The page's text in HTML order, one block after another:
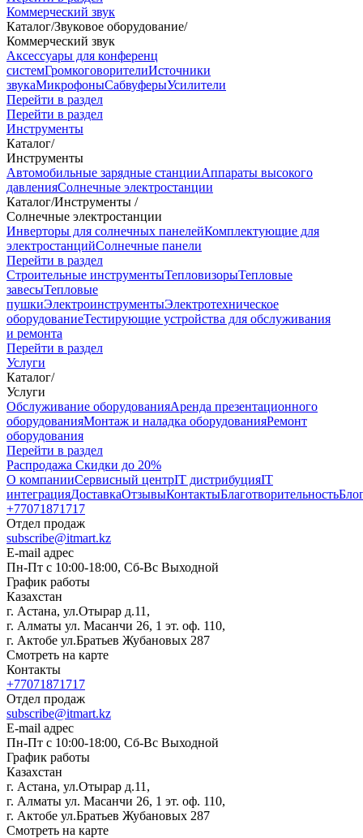
Коммерческий звук
Каталог/Звуковое оборудование/
Коммерческий звук
Аксессуары для конференц
системГромкоговорителиИсточники
звукаМикрофоныСабвуферыУсилители
Перейти в раздел
Перейти в раздел
Инструменты
Каталог/
Инструменты
Автомобильные зарядные станцииАппараты высокого
давленияСолнечные электростанции
Каталог/Инструменты /
Солнечные электростанции
Инверторы для солнечных панелейКомплектующие для
электростанцийСолнечные панели
Перейти в раздел
Строительные инструментыТепловизорыТепловые
завесыТепловые
пушкиЭлектроинструментыЭлектротехническое
оборудованиеТестирующие устройства для обслуживания
и ремонта
Перейти в раздел
Услуги
Каталог/
Услуги
Oбслуживание оборудованияАренда презентационного
оборудованияМонтаж и наладка оборудованияРемонт
оборудования
Перейти в раздел
Распродажа Скидки до 20%
О компанииСервисный центрIT дистрибуцияIT
интеграцияДоставкаОтзывыКонтактыБлаготворительность
+77071871717
Отдел продаж
subscribe@itmart.kz
E-mail адрес
Пн-Пт с 10:00-18:00, Сб-Вс Выходной
График работы
Казахстан
г. Астана, ул.Отырар д.11,
г. Алматы ул. Масанчи 26, 1 эт. оф. 110,
г. Актобе ул.Братьев Жубановых 287
Смотреть на карте
Контакты
+77071871717
Отдел продаж
subscribe@itmart.kz
E-mail адрес
Пн-Пт с 10:00-18:00, Сб-Вс Выходной
График работы
Казахстан
г. Астана, ул.Отырар д.11,
г. Алматы ул. Масанчи 26, 1 эт. оф. 110,
г. Актобе ул.Братьев Жубановых 287
Смотреть на карте